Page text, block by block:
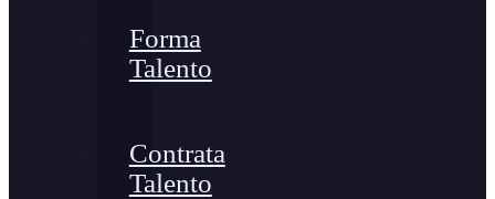
Forma
Talento
Contrata
Talento